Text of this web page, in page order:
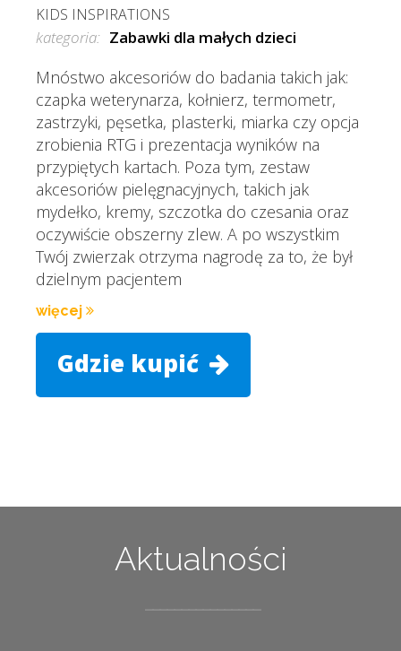
KIDS INSPIRATIONS
kategoria: Zabawki dla małych dzieci
Mnóstwo akcesoriów do badania takich jak:
czapka weterynarza, kołnierz, termometr,
zastrzyki, pęsetka, plasterki, miarka czy opcja
zrobienia RTG i prezentacja wyników na
przypiętych kartach. Poza tym, zestaw
akcesoriów pielęgnacyjnych, takich jak
mydełko, kremy, szczotka do czesania oraz
oczywiście obszerny zlew. A po wszystkim
Twój zwierzak otrzyma nagrodę za to, że był
dzielnym pacjentem
więcej
Gdzie kupić
Aktualności